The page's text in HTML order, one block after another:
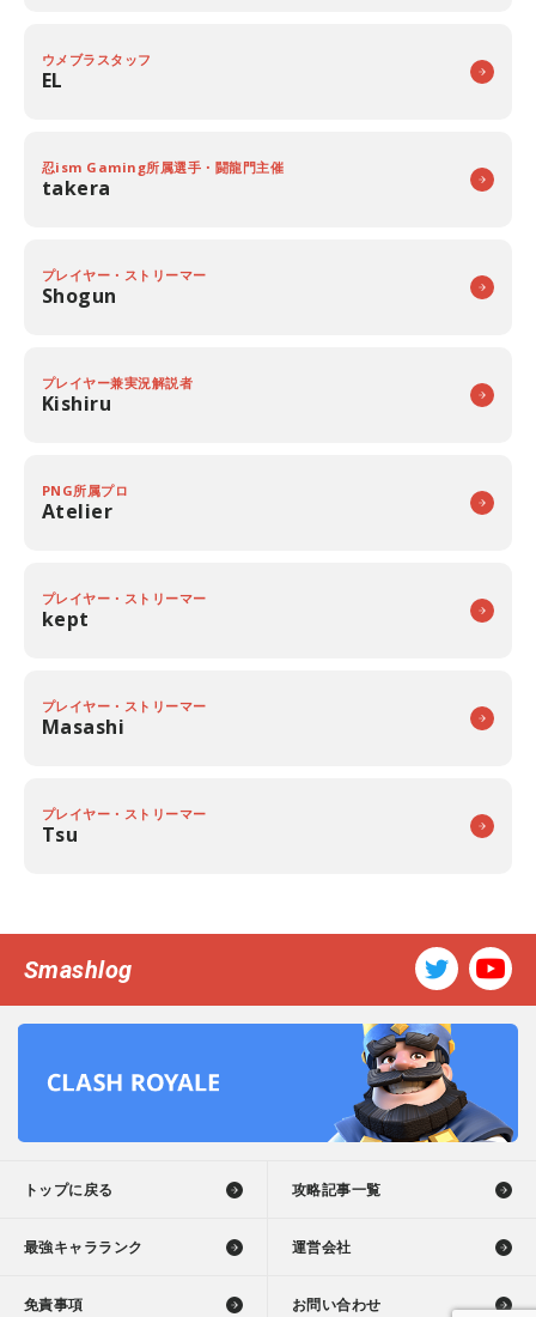
ウメブラスタッフ
EL
忍ism Gaming所属選手・闘龍門主催
takera
プレイヤー・ストリーマー
Shogun
プレイヤー兼実況解説者
Kishiru
PNG所属プロ
Atelier
プレイヤー・ストリーマー
kept
プレイヤー・ストリーマー
Masashi
プレイヤー・ストリーマー
Tsu
Smashlog
トップに戻る 攻略記事一覧
最強キャラランク 運営会社
免責事項 お問い合わせ